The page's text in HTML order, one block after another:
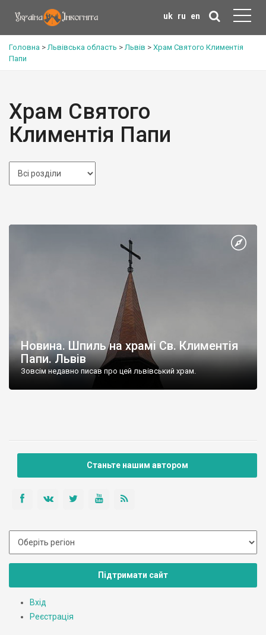
uk ru en
Головна >Львівська область >Львів > Храм Святого Климентія
Папи
Храм Святого
Климентія Папи
Новина. Шпиль на храмі Св. Климентія
Папи. Львів
Зовсім недавно писав про цей львівський храм.
Станьте нашим автором
Підтримати сайт
Вхід
Реєстрація